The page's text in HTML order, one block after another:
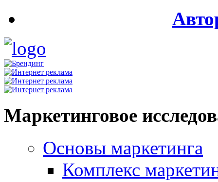
Маркетинговое
Основы маркетинга
Комплекс